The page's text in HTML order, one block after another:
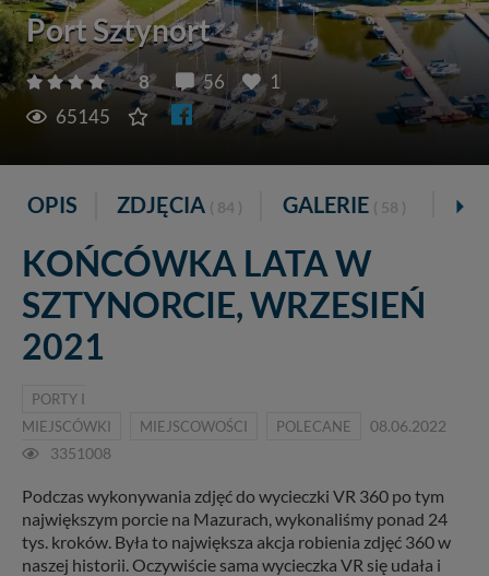
Port Sztynort
8 56
1
65145
OPIS ZDJĘCIA ( 84 ) GALERIE ( 58 ) VR
KOŃCÓWKA LATA W
SZTYNORCIE, WRZESIEŃ
2021
PORTY I
MIEJSCÓWKI
MIEJSCOWOŚCI POLECANE
08.06.2022
3351008
Podczas wykonywania zdjęć do wycieczki VR 360 po tym
największym porcie na Mazurach, wykonaliśmy ponad 24
tys. kroków. Była to największa akcja robienia zdjęć 360 w
naszej historii. Oczywiście sama wycieczka VR się udała i